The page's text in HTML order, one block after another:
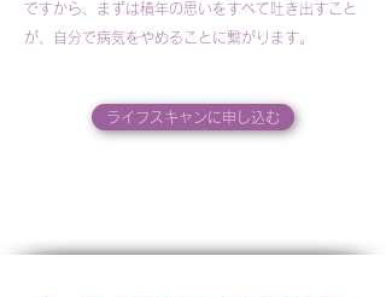
ですから、まずは積年の思いをすべて吐き出すこと
が、自分で病気をやめることに繋がります。
ライフスキャンに申し込む